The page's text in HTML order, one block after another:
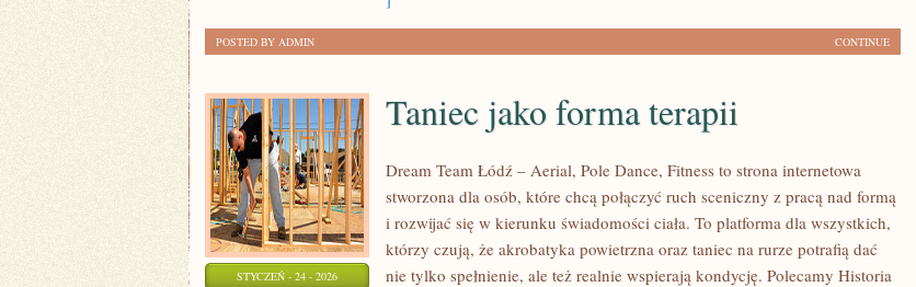
CONTINUE
POSTED BY ADMIN
STYCZEŃ - 24 - 2026
Taniec jako forma terapii
Dream Team Łódź – Aerial, Pole Dance, Fitness to strona internetowa
stworzona dla osób, które chcą połączyć ruch sceniczny z pracą nad formą
i rozwijać się w kierunku świadomości ciała. To platforma dla wszystkich,
którzy czują, że akrobatyka powietrzna oraz taniec na rurze potrafią dać
nie tylko spełnienie, ale też realnie wspierają kondycję. Polecamy Historia